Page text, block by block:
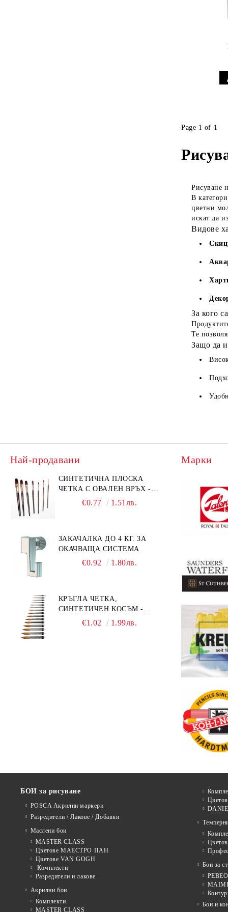
Page 1 of 1
Рисуване
В
цветни
искат да
Видове
За кого
Те
Защо да
Най-продавани
СИНТЕТИЧНА ПЛОСКА
ЧЕТКА С ОВАЛЕН ВРЪХ -
GIOCONDA 273 - №1/8
€0.77 1.51лв.
ЗАКАЧАЛКА ДО 4 КГ. ЗА
ОКАЧВАЩА СИСТЕМА
€0.92 1.80лв.
КРЪГЛА ЧЕТКА,
СИНТЕТИЧЕН КОСЪМ -
MILLENIUM 211 - №0
€1.02 1.99лв.
Марки
БОИ за рисуване
POSCA Акрилни маркери
Разредители / Лакове / Добавки
Маслени бои
MASTER CLASS
Цветове МАЕСТРО ПАН
Цветове VAN GOGH
Комплекти
Разредители и лакове
Акрилни бои
Комплекти
MASTER CLASS
Бои за
Бои и